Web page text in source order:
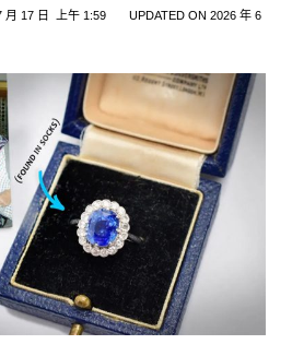
月 17 日 上午 1:59
UPDATED ON 2026 年 6